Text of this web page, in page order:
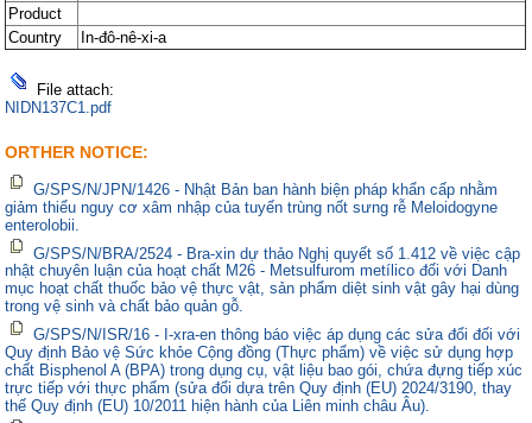
Product
Country
In-đô-nê-xi-a
File attach:
NIDN137C1.pdf
ORTHER NOTICE:
G/SPS/N/JPN/1426 - Nhật Bản ban hành biện pháp khẩn cấp nhằm
giảm thiểu nguy cơ xâm nhập của tuyến trùng nốt sưng rễ Meloidogyne
enterolobii.
G/SPS/N/BRA/2524 - Bra-xin dự thảo Nghị quyết số 1.412 về việc cập
nhật chuyên luận của hoạt chất M26 - Metsulfurom metílico đối với Danh
mục hoạt chất thuốc bảo vệ thực vật, sản phẩm diệt sinh vật gây hại dùng
trong vệ sinh và chất bảo quản gỗ.
G/SPS/N/ISR/16 - I-xra-en thông báo việc áp dụng các sửa đổi đối với
Quy định Bảo vệ Sức khỏe Cộng đồng (Thực phẩm) về việc sử dụng hợp
chất Bisphenol A (BPA) trong dụng cụ, vật liệu bao gói, chứa đựng tiếp xúc
trực tiếp với thực phẩm (sửa đổi dựa trên Quy định (EU) 2024/3190, thay
thế Quy định (EU) 10/2011 hiện hành của Liên minh châu Âu).